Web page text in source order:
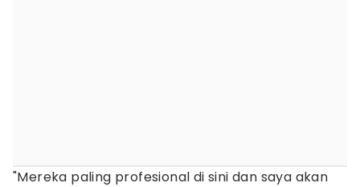
"Mereka paling profesional di sini dan saya akan